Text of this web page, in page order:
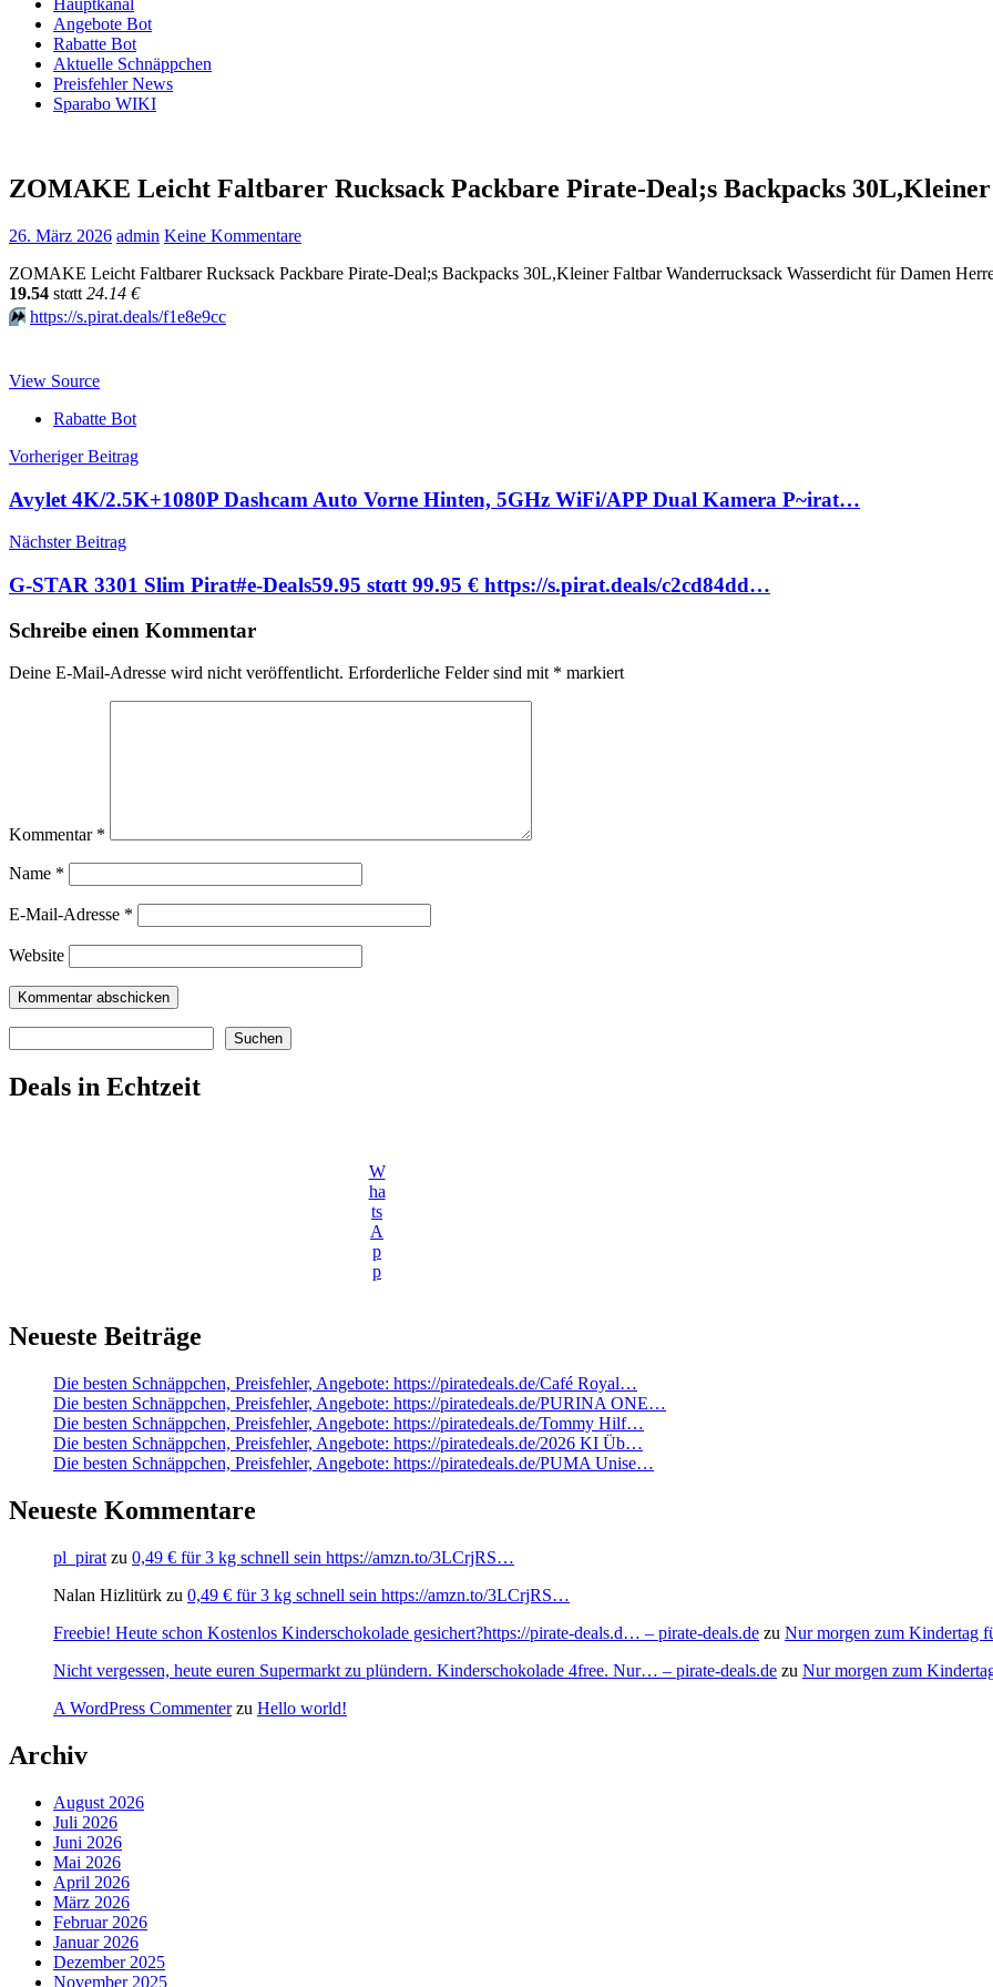
Hauptkanal
Angebote Bot
Rabatte Bot
Aktuelle Schnäppchen
Preisfehler News
Sparabo WIKI
ZOMAKE Leicht Faltbarer Rucksack Packbare Pirate-Deal;s Backpacks
26. März 2026 admin Keine Kommentare
ZOMAKE Leicht Faltbarer Rucksack Packbare Pirate-Deal;s Backpacks 30L,Kleiner Faltbar Wanderrucksack Wasserdicht für Damen
19.54 stαtt 24.14 €
⏩️ https://s.pirat.deals/f1e8e9cc
View Source
Rabatte Bot
Beitragsnavigation
Vorheriger Beitrag
Avylet 4K/2.5K+1080P Dashcam Auto Vorne Hinten, 5GHz WiFi/APP Dual Kamera P~irat…
Nächster Beitrag
G-STAR 3301 Slim Pirat#e-Deals59.95 stαtt 99.95 € https://s.pirat.deals/c2cd84dd…
Schreibe einen Kommentar
Deine E-Mail-Adresse wird nicht veröffentlicht. Erforderliche Felder sind mit * markiert
Kommentar *
Name *
E-Mail-Adresse *
Website
Suchen
Deals in Echtzeit
W
ha
ts
A
p
p
Neueste Beiträge
Die besten Schnäppchen, Preisfehler, Angebote: https://piratedeals.de/Café Royal…
Die besten Schnäppchen, Preisfehler, Angebote: https://piratedeals.de/PURINA ONE…
Die besten Schnäppchen, Preisfehler, Angebote: https://piratedeals.de/Tommy Hilf…
Die besten Schnäppchen, Preisfehler, Angebote: https://piratedeals.de/2026 KI Üb…
Die besten Schnäppchen, Preisfehler, Angebote: https://piratedeals.de/PUMA Unise…
Neueste Kommentare
pl_pirat zu 0,49 € für 3 kg schnell sein https://amzn.to/3LCrjRS…
Nalan Hizlitürk zu 0,49 € für 3 kg schnell sein https://amzn.to/3LCrjRS…
Freebie! Heute schon Kostenlos Kinderschokolade gesichert?https://pirate-deals.d… – pirate-deals.de zu Nur morgen zum Kindertag
Nicht vergessen, heute euren Supermarkt zu plündern. Kinderschokolade 4free. Nur… – pirate-deals.de zu Nur morgen zum
A WordPress Commenterzu Hello world!
Archiv
August 2026
Juli 2026
Juni 2026
Mai 2026
April 2026
März 2026
Februar 2026
Januar 2026
Dezember 2025
November 2025